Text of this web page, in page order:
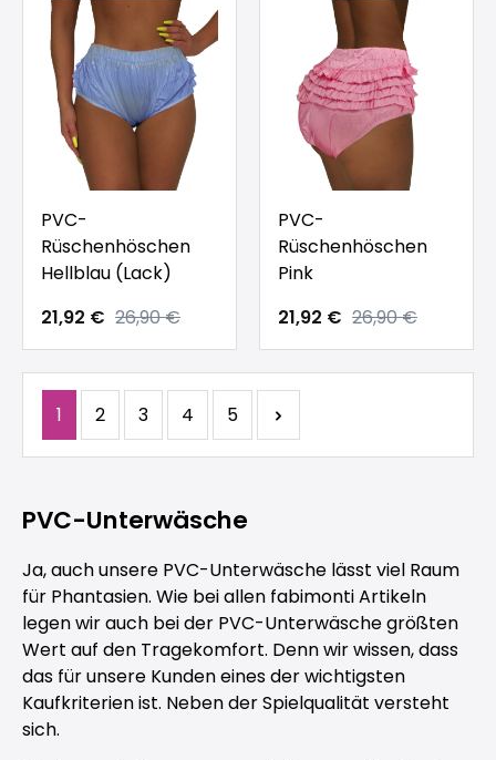
PVC-
Rüschenhöschen
Hellblau (Lack)
21,92 € 26,90 €
PVC-
Rüschenhöschen
Pink
21,92 € 26,90 €
Seite
1 Seite
2 Seite
3 Seite
4 Seite
5
PVC-Unterwäsche
Ja, auch unsere PVC-Unterwäsche lässt viel Raum
für Phantasien. Wie bei allen fabimonti Artikeln
legen wir auch bei der PVC-Unterwäsche größten
Wert auf den Tragekomfort. Denn wir wissen, dass
das für unsere Kunden eines der wichtigsten
Kaufkriterien ist. Neben der Spielqualität versteht
sich.